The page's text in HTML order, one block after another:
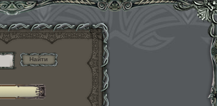
Найти